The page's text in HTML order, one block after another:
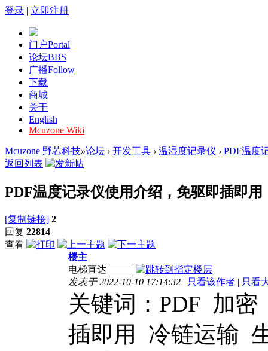
登录 | 立即注册
门户Portal
论坛BBS
广播Follow
下载
商城
关于
English
Mcuzone Wiki
Mcuzone 野芯科技»论坛 › 开发工具 › 温湿度记录仪 › PDF温度
返回列表
PDF温度记录仪使用介绍，免驱即插即用
[复制链接] 2
回复 22814
查看
楼主
电梯直达
发表于 2022-10-10 17:14:32 | 只看该作者 | 只看
关键词：PDF 加
插即用 冷链运输